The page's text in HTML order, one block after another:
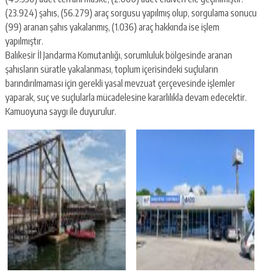
(23.924) şahıs, (56.279) araç sorgusu yapılmış olup, sorgulama sonucu
(99) aranan şahıs yakalanmış, (1.036) araç hakkında ise işlem
yapılmıştır.
Balıkesir İl Jandarma Komutanlığı, sorumluluk bölgesinde aranan
şahısların süratle yakalanması, toplum içerisindeki suçluların
barındırılmaması için gerekli yasal mevzuat çerçevesinde işlemler
yaparak, suç ve suçlularla mücadelesine kararlılıkla devam edecektir.
Kamuoyuna saygı ile duyurulur.